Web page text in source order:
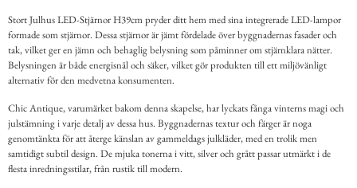
Stort Julhus LED-Stjärnor H39cm pryder ditt hem med sina integrerade LED-lampor
formade som stjärnor. Dessa stjärnor är jämt fördelade över byggnadernas fasader och
tak, vilket ger en jämn och behaglig belysning som påminner om stjärnklara nätter.
Belysningen är både energisnål och säker, vilket gör produkten till ett miljövänligt
alternativ för den medvetna konsumenten.
Chic Antique, varumärket bakom denna skapelse, har lyckats fånga vinterns magi och
julstämning i varje detalj av dessa hus. Byggnadernas textur och färger är noga
genomtänkta för att återge känslan av gammeldags julkläder, med en trolik men
samtidigt subtil design. De mjuka tonerna i vitt, silver och grått passar utmärkt i de
flesta inredningsstilar, från rustik till modern.